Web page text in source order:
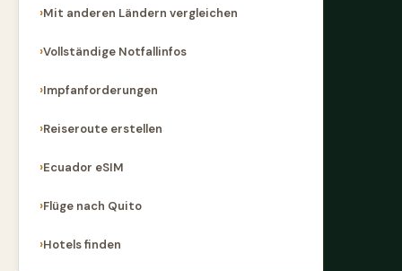
Mit anderen Ländern vergleichen
Vollständige Notfallinfos
Impfanforderungen
Reiseroute erstellen
Ecuador eSIM
Flüge nach Quito
Hotels finden